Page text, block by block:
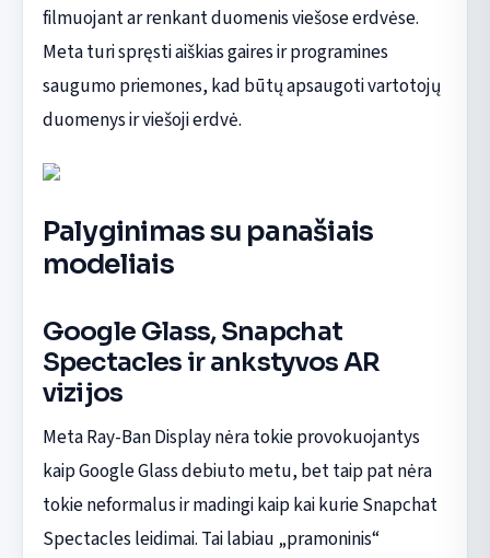
filmuojant ar renkant duomenis viešose erdvėse.
Meta turi spręsti aiškias gaires ir programines
saugumo priemones, kad būtų apsaugoti vartotojų
duomenys ir viešoji erdvė.
Palyginimas su panašiais
modeliais
Google Glass, Snapchat
Spectacles ir ankstyvos AR
vizijos
Meta Ray-Ban Display nėra tokie provokuojantys
kaip Google Glass debiuto metu, bet taip pat nėra
tokie neformalus ir madingi kaip kai kurie Snapchat
Spectacles leidimai. Tai labiau „pramoninis“